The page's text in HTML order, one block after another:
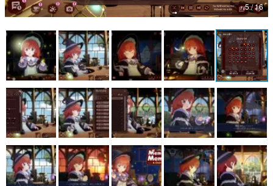
運営：株式会社マレ
5 / 16